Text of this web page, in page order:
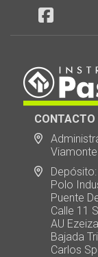
CONTACTO
Viamonte
Depósito:
Polo
Puente
Calle 11
AU Ezeiza
Bajada
Carlos